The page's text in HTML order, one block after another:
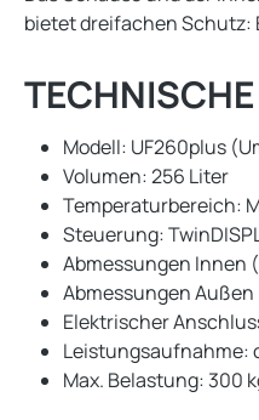
bietet dreifachen Schutz:
Modell: UF260plus
Volumen: 256 Liter
Temperaturbereich:
Steuerung:
Abmessungen Innen
Abmessungen Außen
Elektrischer
Leistungsaufnahme:
Max. Belastung: 300